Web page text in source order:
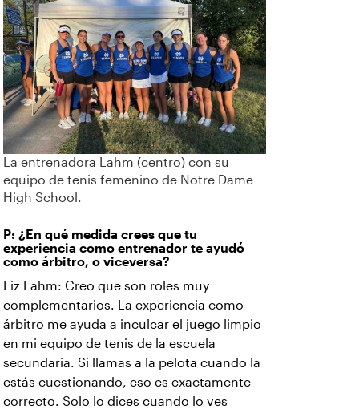
La entrenadora Lahm (centro) con su
equipo de tenis femenino de Notre Dame
High School.
P: ¿En qué medida crees que tu
experiencia como entrenador te ayudó
como árbitro, o viceversa?
Liz Lahm: Creo que son roles muy
complementarios. La experiencia como
árbitro me ayuda a inculcar el juego limpio
en mi equipo de tenis de la escuela
secundaria. Si llamas a la pelota cuando la
estás cuestionando, eso es exactamente
correcto. Solo lo dices cuando lo ves